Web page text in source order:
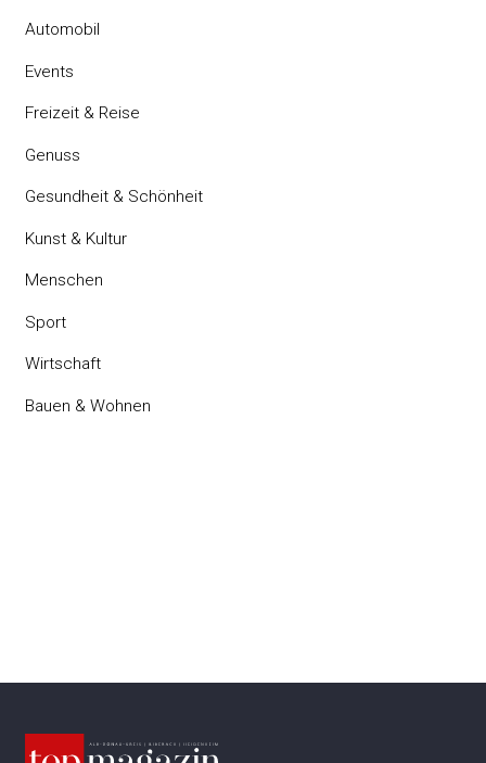
Automobil
Events
Freizeit & Reise
Genuss
Gesundheit & Schönheit
Kunst & Kultur
Menschen
Sport
Wirtschaft
Bauen & Wohnen